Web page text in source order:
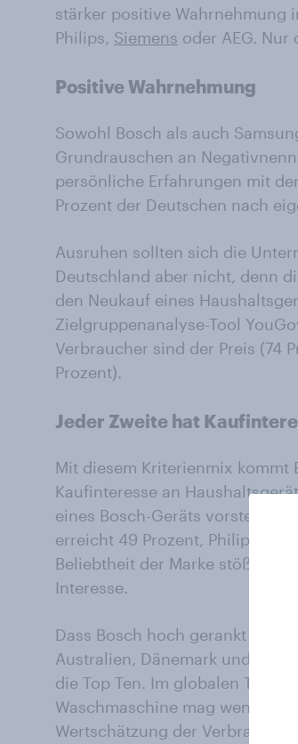
stärker positive Wahrnehmung
Philips, Siemens oder AEG. Nur
Positive Wahrnehmung
Sowohl Bosch als auch
Grundrauschen an
persönliche Erfahrungen mit
Prozent der Deutschen nach
Ausruhen sollten sich die
Deutschland aber nicht, denn
den Neukauf eines
Zielgruppenanalyse-Tool
Verbraucher sind der Preis (74
Prozent).
Jeder Zweite hat
Mit diesem Kriterienmix
Kaufinteresse an
eines Bosch-Geräts vorstellen
erreicht 49 Prozent, Philips 38
Beliebtheit der Marke stößt
Interesse.
Dass Bosch hoch gerankt wird,
Australien, Dänemark und dem
die Top Ten. Im globalen
Waschmaschine mag weniger
Wertschätzung der